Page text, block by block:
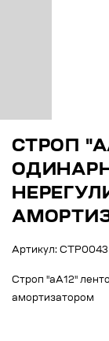
СТРОП
Артикул: СТР0043
Строп "аА12"
амортизатором